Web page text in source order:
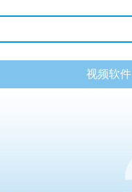
视频软件